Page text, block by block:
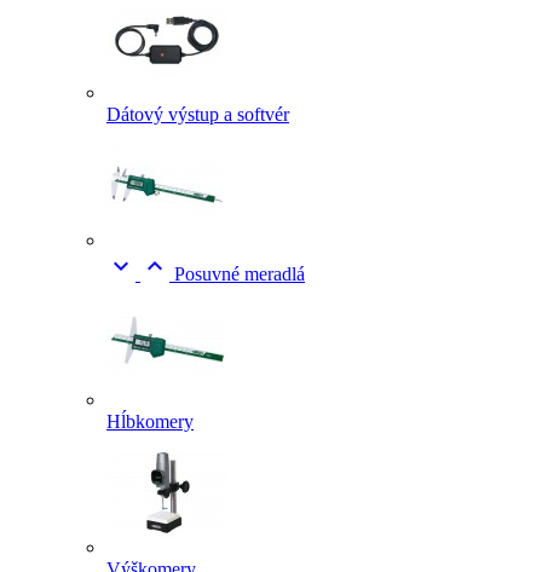
Dátový výstup a softvér
  Posuvné meradlá
Hĺbkomery